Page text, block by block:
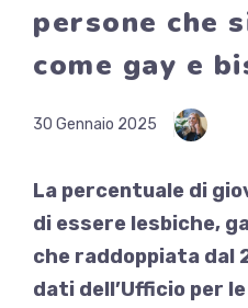
persone che
come gay e
30 Gennaio 2025
La percentuale di
di essere lesbiche,
che raddoppiata dal
dati dell’Ufficio per